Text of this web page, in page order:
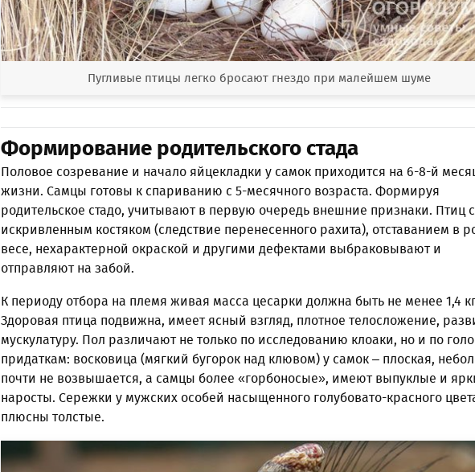
Пугливые птицы легко бросают гнездо при малейшем шуме
Формирование родительского стада
Половое созревание и начало яйцекладки у самок приходится на 6-8-й
жизни. Самцы готовы к спариванию с 5-месячного возраста. Формируя
родительское стадо, учитывают в первую очередь внешние признаки. Птиц с
искривленным костяком (следствие перенесенного рахита), отставанием в
весе, нехарактерной окраской и другими дефектами выбраковывают и
отправляют на забой.
К периоду отбора на племя живая масса цесарки должна быть не менее 1,4
Здоровая птица подвижна, имеет ясный взгляд, плотное телосложение,
мускулатуру. Пол различают не только по исследованию клоаки, но и по
придаткам: восковица (мягкий бугорок над клювом) у самок – плоская,
почти не возвышается, а самцы более «горбоносые», имеют выпуклые и
наросты. Сережки у мужских особей насыщенного голубовато-красного
плюсны толстые.